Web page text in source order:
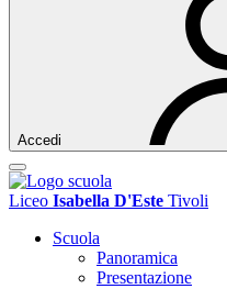
Accedi
Liceo Isabella D'Este Tivoli
Scuola
Panoramica
Presentazione